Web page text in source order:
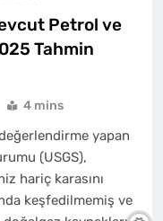
Petrol ve
Tahmin
4 mins
yapan
(USGS),
hariç karasını
keşfedilmemiş ve